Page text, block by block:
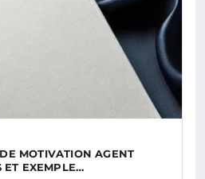
MOTIVATION AGENT
ET EXEMPLE…